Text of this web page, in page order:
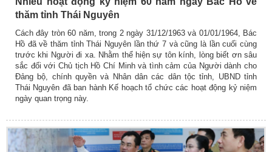
thăm tỉnh Thái Nguyên
Cách đây tròn 60 năm, trong 2 ngày 31/12/1963 và 01/01/1964, Bác
Hồ đã về thăm tỉnh Thái Nguyên lần thứ 7 và cũng là lần cuối cùng
trước khi Người đi xa. Nhằm thể hiện sự tôn kính, lòng biết ơn sâu
sắc đối với Chủ tịch Hồ Chí Minh và tình cảm của Người dành cho
Đảng bộ, chính quyền và Nhân dân các dân tộc tỉnh, UBND tỉnh
Thái Nguyên đã ban hành Kế hoạch tổ chức các hoạt động kỷ niệm
ngày quan trọng này.